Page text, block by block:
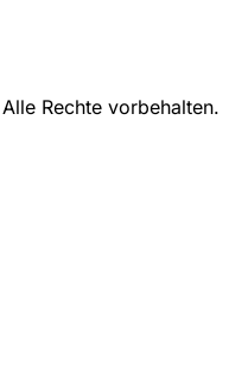
Rechte vorbehalten.